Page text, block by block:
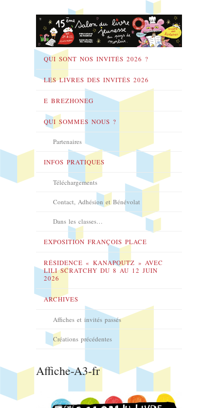
QUI SONT NOS INVITÉS 2026 ?
LES LIVRES DES INVITÉS 2026
E BREZHONEG
QUI SOMMES NOUS ?
Partenaires
INFOS PRATIQUES
Téléchargements
Contact, Adhésion et Bénévolat
Dans les classes…
EXPOSITION FRANÇOIS PLACE
RÉSIDENCE « KANAPOUTZ » AVEC
LILI SCRATCHY DU 8 AU 12 JUIN
2026
ARCHIVES
Affiches et invités passés
Créations précédentes
Affiche-A3-fr